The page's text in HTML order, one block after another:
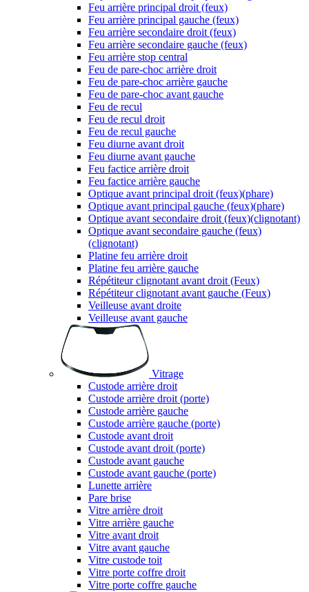
Feu arrière principal droit (feux)
Feu arrière principal gauche (feux)
Feu arrière secondaire droit (feux)
Feu arrière secondaire gauche (feux)
Feu arrière stop central
Feu de pare-choc arrière droit
Feu de pare-choc arrière gauche
Feu de pare-choc avant gauche
Feu de recul
Feu de recul droit
Feu de recul gauche
Feu diurne avant droit
Feu diurne avant gauche
Feu factice arrière droit
Feu factice arrière gauche
Optique avant principal droit (feux)(phare)
Optique avant principal gauche (feux)(phare)
Optique avant secondaire droit (feux)(clignotant)
Optique avant secondaire gauche (feux)
(clignotant)
Platine feu arrière droit
Platine feu arrière gauche
Répétiteur clignotant avant droit (Feux)
Répétiteur clignotant avant gauche (Feux)
Veilleuse avant droite
Veilleuse avant gauche
Vitrage
Custode arrière droit
Custode arrière droit (porte)
Custode arrière gauche
Custode arrière gauche (porte)
Custode avant droit
Custode avant droit (porte)
Custode avant gauche
Custode avant gauche (porte)
Lunette arrière
Pare brise
Vitre arrière droit
Vitre arrière gauche
Vitre avant droit
Vitre avant gauche
Vitre custode toit
Vitre porte coffre droit
Vitre porte coffre gauche